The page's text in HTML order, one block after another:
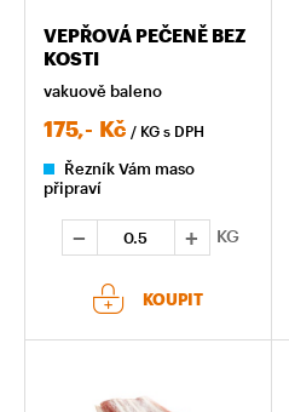
VEPŘOVÁ PEČENĚ BEZ
KOSTI
vakuově baleno
175,- Kč / KG s DPH
Řezník Vám maso
připraví
KG
KOUPIT